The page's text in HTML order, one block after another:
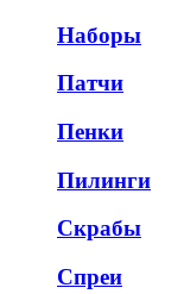
Наборы
Патчи
Пенки
Пилинги
Скрабы
Спреи